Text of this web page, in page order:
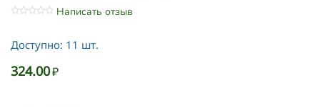
Написать отзыв
Доступно: 11 шт.
324.00₽